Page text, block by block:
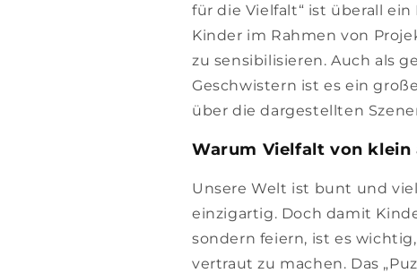
für die Vielfalt“ ist überall
Kinder im Rahmen von
zu sensibilisieren. Auch als
Geschwistern ist es ein
über die dargestellten
Warum Vielfalt von
Unsere Welt ist bunt und
einzigartig. Doch damit
sondern feiern, ist es
vertraut zu machen. Das